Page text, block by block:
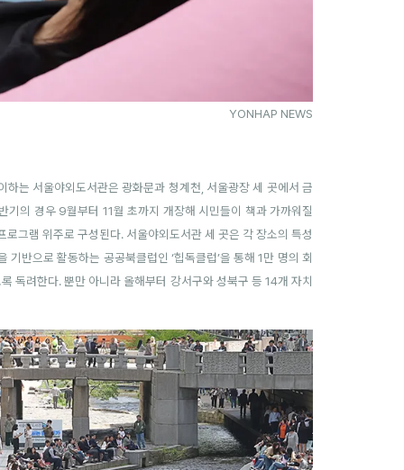
YONHAP NEWS
는 서울야외도서관은 광화문과 청계천, 서울광장 세 곳에서 금
의 경우 9월부터 11월 초까지 개장해 시민들이 책과 가까워질
그램 위주로 구성된다. 서울야외도서관 세 곳은 각 장소의 특성
반으로 활동하는 공공북클럽인 ‘힙독클럽’을 통해 1만 명의 회
독려한다. 뿐만 아니라 올해부터 강서구와 성북구 등 14개 자치